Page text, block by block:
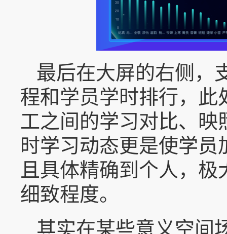
最后在大屏的右侧，
程和学员学时排行，此
工之间的学习对比、
时学习动态更是使学
且具体精确到个人，
细致程度。
其实在某些意义空间